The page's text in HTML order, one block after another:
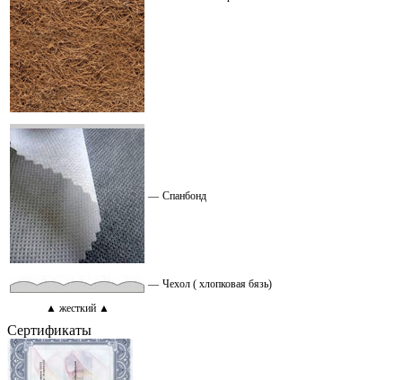
— Спанбонд
— Чехол ( хлопковая бязь)
▲ жесткий ▲
Сертификаты